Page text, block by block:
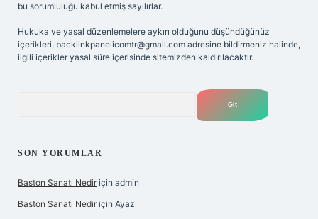
bu sorumluluğu kabul etmiş sayılırlar.
Hukuka ve yasal düzenlemelere aykırı olduğunu düşündüğünüz
içerikleri, backlinkpanelicomtr@gmail.com adresine bildirmeniz halinde,
ilgili içerikler yasal süre içerisinde sitemizden kaldırılacaktır.
SON YORUMLAR
Baston Sanatı Nedir için admin
Baston Sanatı Nedir için Ayaz